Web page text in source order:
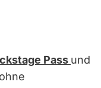
Pass und